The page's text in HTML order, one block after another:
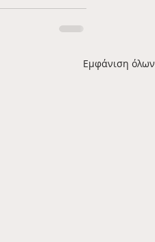
Εμφάνιση όλων